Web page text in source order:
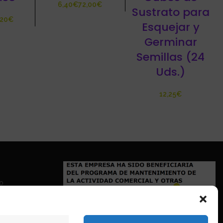
€
€ €
Sustrato para
Esquejar y
Germinar
Semillas (24
Uds.)
€